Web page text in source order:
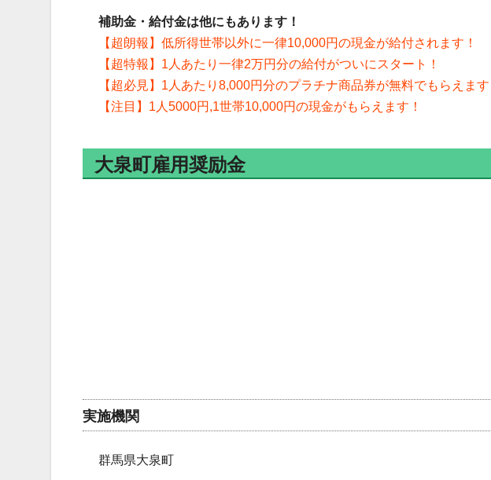
補助金・給付金は他にもあります！
【超朗報】低所得世帯以外に一律10,000円の現金が給付されます！
【超特報】1人あたり一律2万円分の給付がついにスタート！
【超必見】1人あたり8,000円分のプラチナ商品券が無料でもらえます
【注目】1人5000円,1世帯10,000円の現金がもらえます！
大泉町雇用奨励金
実施機関
群馬県大泉町